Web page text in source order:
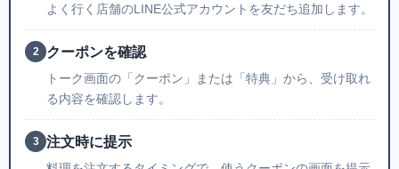
よく行く店舗のLINE公式アカウントを友だち追加します。
2 クーポンを確認
トーク画面の「クーポン」または「特典」から、受け取れ
る内容を確認します。
3 注文時に提示